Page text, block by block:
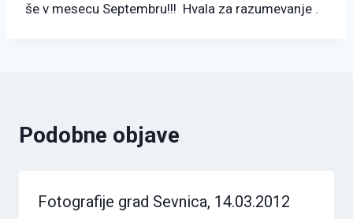
še v mesecu Septembru!!! Hvala za razumevanje .
Podobne objave
Fotografije grad Sevnica, 14.03.2012